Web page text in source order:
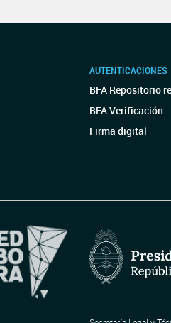
AUTENTICACIONES
BFA Repositorio
BFA Verificación
Firma digital